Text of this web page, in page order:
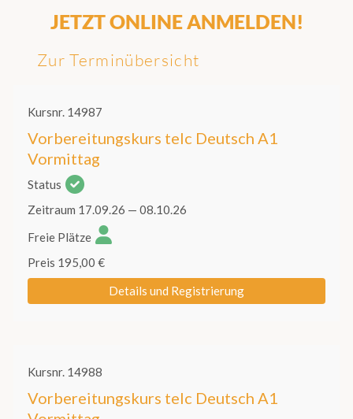
JETZT ONLINE ANMELDEN!
Zur Terminübersicht